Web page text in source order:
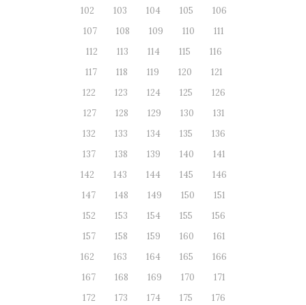
102
103 104 105
106
107
108 109 110
111
112
113 114 115
116
117
118 119 120
121
122
123 124 125
126
127
128 129 130
131
132
133 134 135
136
137
138 139 140
141
142
143 144 145
146
147
148 149 150
151
152
153 154 155
156
157
158 159 160
161
162
163 164 165
166
167
168 169 170
171
172
173 174 175
176